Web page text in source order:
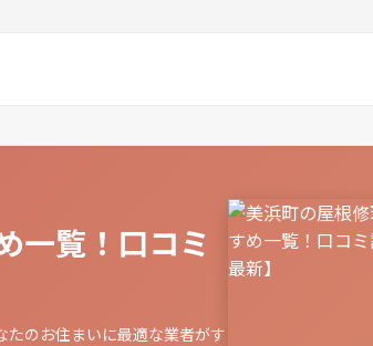
一覧！口コミ
のお住まいに最適な業者がす